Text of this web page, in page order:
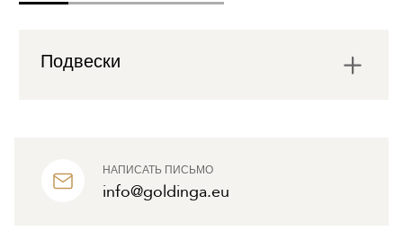
НАПИСАТЬ ПИСЬМО
info@goldinga.eu
Подвески